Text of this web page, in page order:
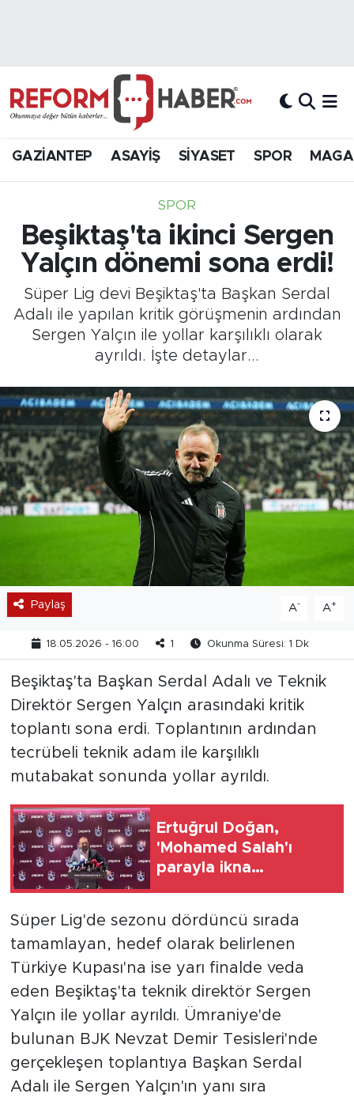
GAZİANTEP ASAYİŞ SİYASET SPOR
SPOR
Beşiktaş'ta ikinci Sergen
Yalçın dönemi sona erdi!
Süper Lig devi Beşiktaş'ta Başkan Serdal
Adalı ile yapılan kritik görüşmenin ardından
Sergen Yalçın ile yollar karşılıklı olarak
ayrıldı. İşte detaylar...
Paylaş A- A+
18.05.2026 - 16:00 1 Okunma Süresi: 1 Dk
Beşiktaş'ta Başkan Serdal Adalı ve Teknik
Direktör Sergen Yalçın arasındaki kritik
toplantı sona erdi. Toplantının ardından
tecrübeli teknik adam ile karşılıklı
mutabakat sonunda yollar ayrıldı.
Ertuğrul Doğan,
'Mohamed Salah'ı
parayla ikna
Süper Lig'de sezonu dördüncü sırada
tamamlayan, hedef olarak belirlenen
Türkiye Kupası'na ise yarı finalde veda
eden Beşiktaş'ta teknik direktör Sergen
Yalçın ile yollar ayrıldı. Ümraniye'de
bulunan BJK Nevzat Demir Tesisleri'nde
gerçekleşen toplantıya Başkan Serdal
Adalı ile Sergen Yalçın'ın yanı sıra
Hava Durumu
Süper Lig Puan Durumu ve Fikstür
Tüm Manşetler
Son Dakika Haberleri
Haber Arşivi